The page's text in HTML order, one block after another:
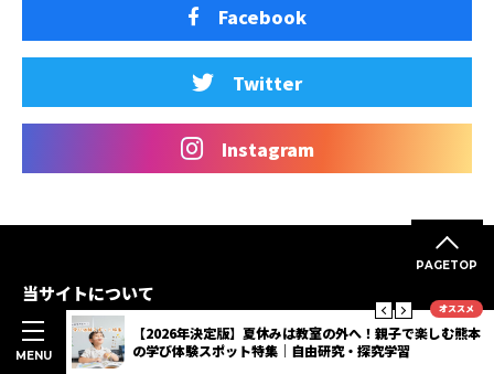
Facebook
Twitter
Instagram
PAGETOP
当サイトについて
エリア一覧
オススメ
度抜群
【2026年決定版】夏休みは教室の外へ！親子で楽しむ熊本
の学び体験スポット特集｜自由研究・探究学習
MENU